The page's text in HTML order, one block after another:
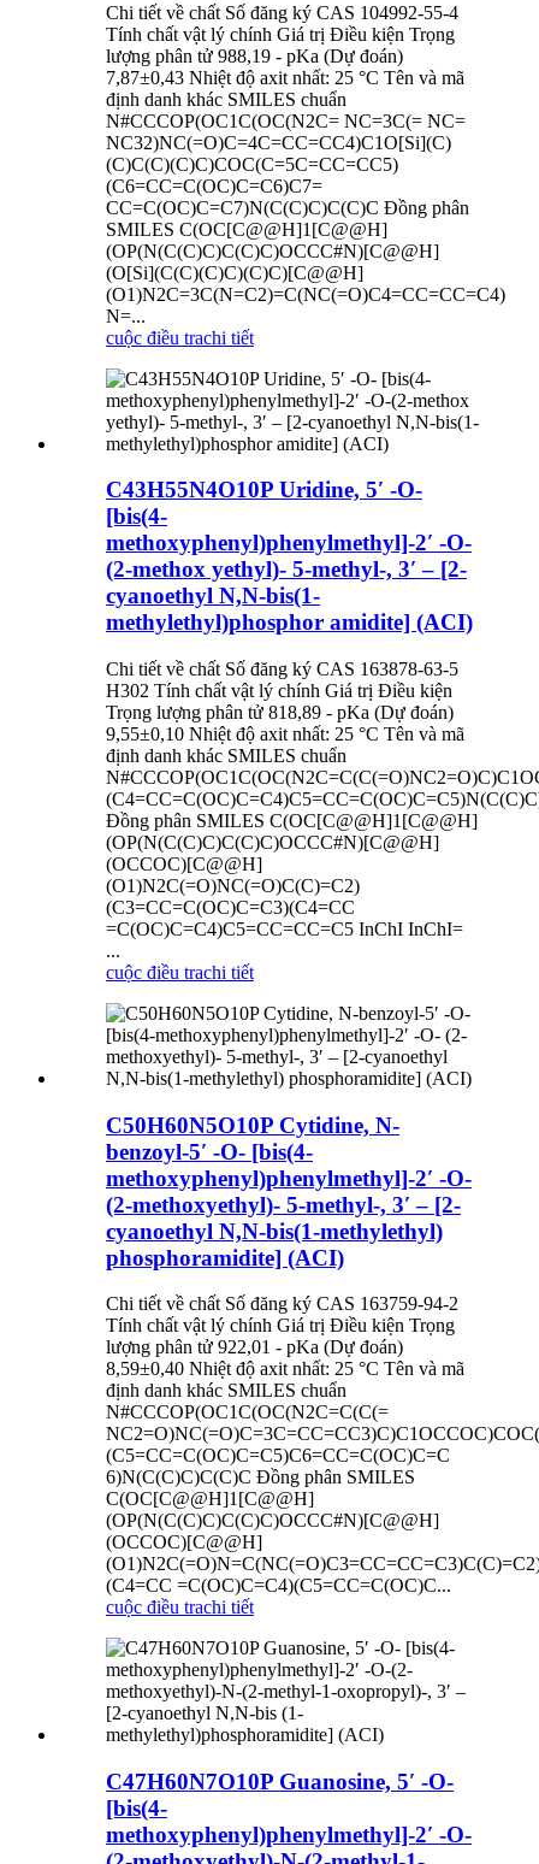
Chi tiết về chất Số đăng ký CAS 104992-55-4
Tính chất vật lý chính Giá trị Điều kiện Trọng
lượng phân tử 988,19 - pKa (Dự đoán)
7,87±0,43 Nhiệt độ axit nhất: 25 °C Tên và mã
định danh khác SMILES chuẩn
N#CCCOP(OC1C(OC(N2C= NC=3C(= NC=
NC32)NC(=O)C=4C=CC=CC4)C1O[Si](C)
(C)C(C)(C)C)COC(C=5C=CC=CC5)
(C6=CC=C(OC)C=C6)C7=
CC=C(OC)C=C7)N(C(C)C)C(C)C Đồng phân
SMILES C(OC[C@@H]1[C@@H]
(OP(N(C(C)C)C(C)C)OCCC#N)[C@@H]
(O[Si](C(C)(C)C)(C)C)[C@@H]
(O1)N2C=3C(N=C2)=C(NC(=O)C4=CC=CC=C4)
N=...
cuộc điều trachi tiết
C43H55N4O10P Uridine, 5′ -O-
[bis(4-
methoxyphenyl)phenylmethyl]-2′ -O-
(2-methox yethyl)- 5-methyl-, 3′ – [2-
cyanoethyl N,N-bis(1-
methylethyl)phosphor amidite] (ACI)
Chi tiết về chất Số đăng ký CAS 163878-63-5
H302 Tính chất vật lý chính Giá trị Điều kiện
Trọng lượng phân tử 818,89 - pKa (Dự đoán)
9,55±0,10 Nhiệt độ axit nhất: 25 °C Tên và mã
định danh khác SMILES chuẩn
Đồng phân SMILES C(OC[C@@H]1[C@@H]
(OP(N(C(C)C)C(C)C)OCCC#N)[C@@H]
(OCCOC)[C@@H]
(O1)N2C(=O)NC(=O)C(C)=C2)
(C3=CC=C(OC)C=C3)(C4=CC
=C(OC)C=C4)C5=CC=CC=C5 InChI InChI=
...
cuộc điều trachi tiết
C50H60N5O10P Cytidine, N-
benzoyl-5′ -O- [bis(4-
methoxyphenyl)phenylmethyl]-2′ -O-
(2-methoxyethyl)- 5-methyl-, 3′ – [2-
cyanoethyl N,N-bis(1-methylethyl)
phosphoramidite] (ACI)
Chi tiết về chất Số đăng ký CAS 163759-94-2
Tính chất vật lý chính Giá trị Điều kiện Trọng
lượng phân tử 922,01 - pKa (Dự đoán)
8,59±0,40 Nhiệt độ axit nhất: 25 °C Tên và mã
định danh khác SMILES chuẩn
N#CCCOP(OC1C(OC(N2C=C(C(=
(C5=CC=C(OC)C=C5)C6=CC=C(OC)C=C
6)N(C(C)C)C(C)C Đồng phân SMILES
C(OC[C@@H]1[C@@H]
(OP(N(C(C)C)C(C)C)OCCC#N)[C@@H]
(OCCOC)[C@@H]
(C4=CC =C(OC)C=C4)(C5=CC=C(OC)C...
cuộc điều trachi tiết
C47H60N7O10P Guanosine, 5′ -O-
[bis(4-
methoxyphenyl)phenylmethyl]-2′ -O-